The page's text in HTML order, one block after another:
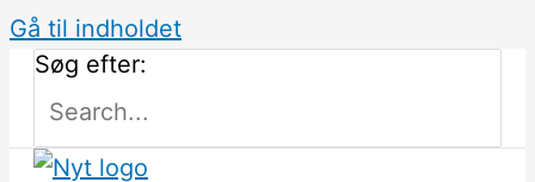
Gå til indholdet
Søg efter: